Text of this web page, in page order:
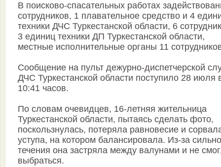
В поисково-спасательных работах
сотрудников, 1 плавательное средство и 4
техники ДЧС Туркестанской области, 6
3 единиц техники ДП Туркестанской области,
местные исполнительные органы 11
Сообщение на пульт дежурно-диспетчерской
ДЧС Туркестанской области поступило 28 июля
10:41 часов.
По словам очевидцев, 16-летняя жительница
Туркестанской области, пытаясь сделать фото,
поскользнулась, потеряла равновесие и
уступа, на котором балансировала. Из-за
течения она застряла между валунами и не
выбраться.